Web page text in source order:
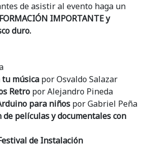
de asistir al evento haga un
IMPORTANTE y
duro.
música por Osvaldo Salazar
Retro por Alejandro Pineda
para niños por Gabriel Peña
de películas y documentales con
de Instalación